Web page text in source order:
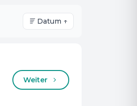
Datum ↑
Weiter